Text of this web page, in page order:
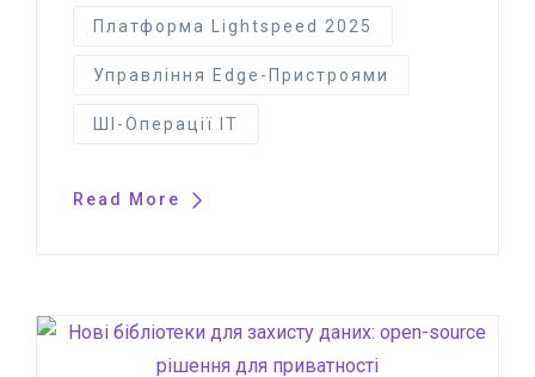
Платформа Lightspeed 2025
Управління Edge-Пристроями
ШІ-Операції IT
Read More